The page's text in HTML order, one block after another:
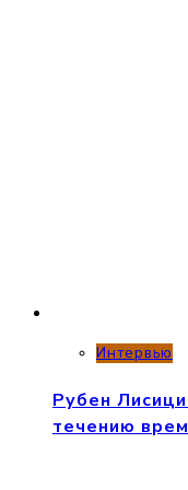
Интервью
Рубен
течению